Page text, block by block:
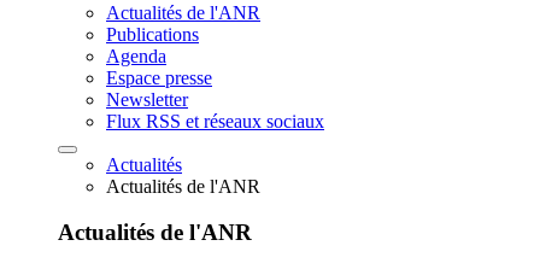
Actualités de l'ANR
Publications
Agenda
Espace presse
Newsletter
Flux RSS et réseaux sociaux
Actualités
Actualités de l'ANR
Actualités de l'ANR